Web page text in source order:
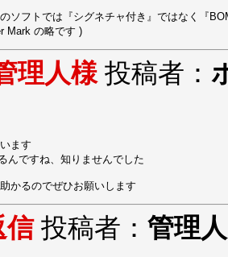
ソフトでは『シグネチャ付き』ではなく『
Mark の略です )
理人様 投稿者：
ます
んですね、知りませんでした
かるのでぜひお願いします
信投稿者： 管理人